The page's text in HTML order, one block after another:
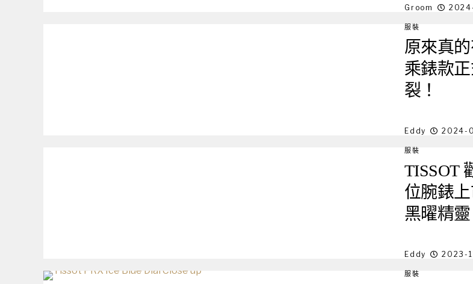
Groom
服裝
原來真的
乘錶款
裂！
Eddy 2024-
服裝
TISSOT
位腕錶
黑曜精
Eddy 2023-
服裝